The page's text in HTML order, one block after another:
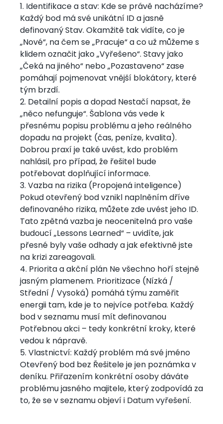
1. Identifikace a stav: Kde se právě nacházíme?
Každý bod má své unikátní ID a jasně
definovaný Stav. Okamžitě tak vidíte, co je
„Nové“, na čem se „Pracuje“ a co už můžeme s
klidem označit jako „Vyřešeno“. Stavy jako
„Čeká na jiného“ nebo „Pozastaveno“ zase
pomáhají pojmenovat vnější blokátory, které
tým brzdí.
2. Detailní popis a dopad Nestačí napsat, že
„něco nefunguje“. Šablona vás vede k
přesnému popisu problému a jeho reálného
dopadu na projekt (čas, peníze, kvalita).
Dobrou praxí je také uvést, kdo problém
nahlásil, pro případ, že řešitel bude
potřebovat doplňující informace.
3. Vazba na rizika (Propojená inteligence)
Pokud otevřený bod vznikl naplněním dříve
definovaného rizika, můžete zde uvést jeho ID.
Tato zpětná vazba je neocenitelná pro vaše
budoucí „Lessons Learned“ – uvidíte, jak
přesné byly vaše odhady a jak efektivně jste
na krizi zareagovali.
4. Priorita a akční plán Ne všechno hoří stejně
jasným plamenem. Prioritizace (Nízká /
Střední / Vysoká) pomáhá týmu zaměřit
energii tam, kde je to nejvíce potřeba. Každý
bod v seznamu musí mít definovanou
Potřebnou akci – tedy konkrétní kroky, které
vedou k nápravě.
5. Vlastnictví: Každý problém má své jméno
Otevřený bod bez Řešitele je jen poznámka v
deníku. Přiřazením konkrétní osoby dáváte
problému jasného majitele, který zodpovídá za
to, že se v seznamu objeví i Datum vyřešení.